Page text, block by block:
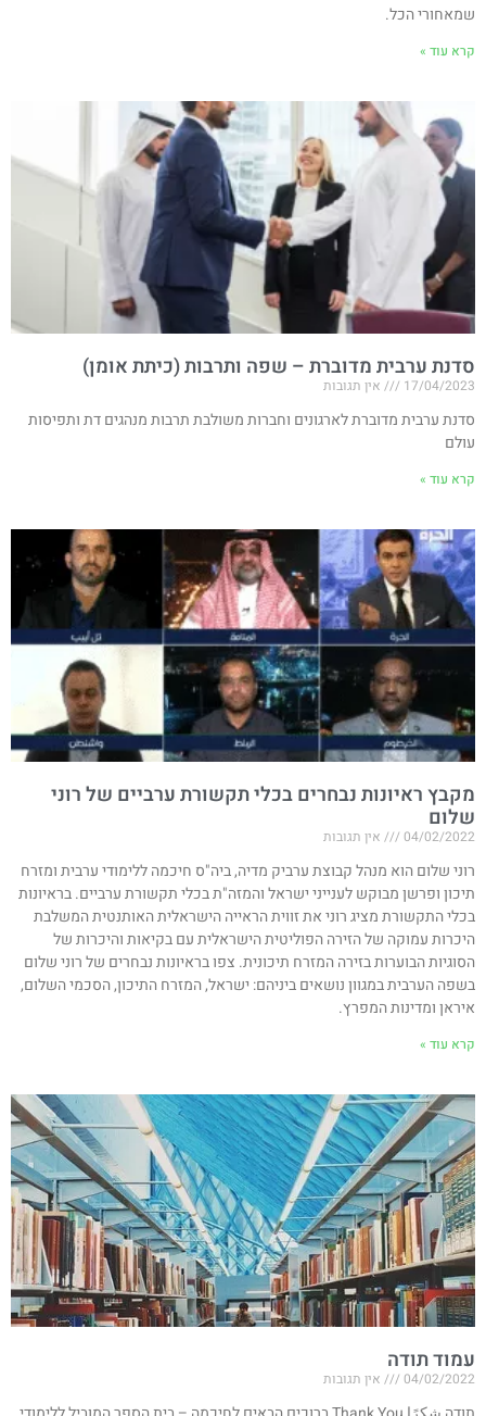
שמאחורי הכל.
קרא עוד »
סדנת ערבית מדוברת – שפה ותרבות (כיתת אומן)
17/04/2023 אין תגובות
סדנת ערבית מדוברת לארגונים וחברות משולבת תרבות מנהגים דת ותפיסות
עולם
קרא עוד »
מקבץ ראיונות נבחרים בכלי תקשורת ערביים של רוני
שלום
04/02/2022 אין תגובות
רוני שלום הוא מנהל קבוצת ערביק מדיה, ביה"ס חיכמה ללימודי ערבית ומזרח
תיכון ופרשן מבוקש לענייני ישראל והמזה"ת בכלי תקשורת ערביים. בראיונות
בכלי התקשורת מציג רוני את זווית הראייה הישראלית האותנטית המשלבת
היכרות עמוקה של הזירה הפוליטית הישראלית עם בקיאות והיכרות של
הסוגיות הבוערות בזירה המזרח תיכונית. צפו בראיונות נבחרים של רוני שלום
בשפה הערבית במגוון נושאים ביניהם: ישראל, המזרח התיכון, הסכמי השלום,
איראן ומדינות המפרץ.
קרא עוד »
עמוד תודה
04/02/2022 אין תגובות